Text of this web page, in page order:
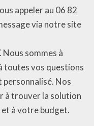
appeler au 06 82
via notre site
sommes à
toutes vos questions
Nos
à trouver la solution
et à votre budget.